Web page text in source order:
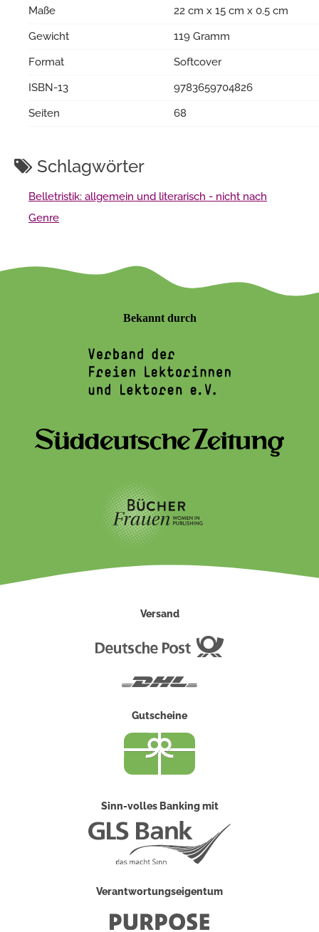
Maße
22 cm x 15 cm x 0.5 cm
Gewicht
119 Gramm
Format
Softcover
ISBN-13
9783659704826
Seiten
68
Schlagwörter
Belletristik: allgemein und literarisch - nicht nach
Genre
Bekannt durch
Versand
Gutscheine
Sinn-volles Banking mit
Verantwortungseigentum